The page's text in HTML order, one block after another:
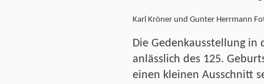
Karl Kröner und Gunter Herrmann
Die Gedenkausstellung in
anlässlich des 125.
einen kleinen Ausschnitt